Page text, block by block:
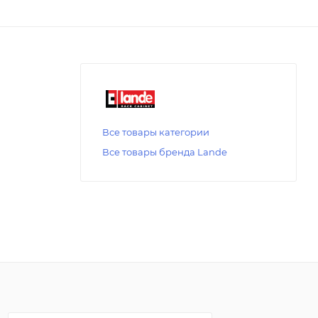
Все товары категории
Все товары бренда Lande